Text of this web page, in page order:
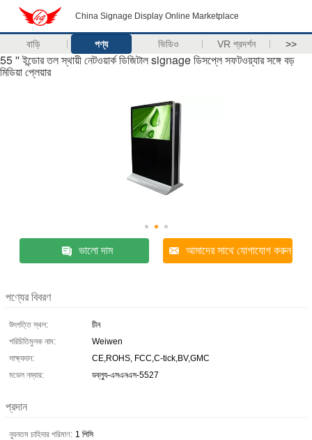
China Signage Display Online Marketplace
বাড়ি পণ্য ভিডিও VR প্রদর্শন >>
55 '' ইন্ডোর তল স্থায়ী নেটওয়ার্ক ডিজিটাল signage ডিসপ্লে সফটওয়্যার সঙ্গে বড়
মিডিয়া প্লেয়ার
ভালো দাম আমাদের সাথে যোগাযোগ করুন
পণ্যের বিবরণ
উৎপত্তি স্থল:
চীন
পরিচিতিমুলক নাম:
Weiwen
সাক্ষ্যদান:
CE,ROHS, FCC,C-tick,BV,GMC
মডেল নম্বার:
ডব্ল্যু-এসএনএস-5527
প্রদান
ন্যূনতম চাহিদার পরিমাণ: 1 পিসি